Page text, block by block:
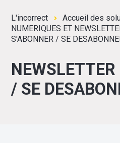
L'incorrect Accueil des
NUMERIQUES ET
S'ABONNER / SE
/ SE